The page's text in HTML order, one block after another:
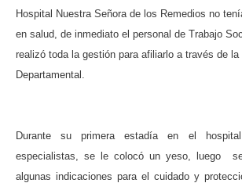
Hospital Nuestra Señora de los Remedios no
en salud, de inmediato el personal de Trabajo
realizó toda la gestión para afiliarlo a través de
Departamental.
Durante su primera estadía en el
especialistas, se le colocó un yeso, luego
algunas indicaciones para el cuidado y